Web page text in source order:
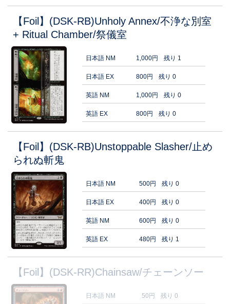
【Foil】(DSK-RB)Unholy Annex/不浄な別室
+ Ritual Chamber/祭儀室
日本語 NM 1,000円 残り 1
日本語 EX 800円 残り 0
英語 NM 1,000円 残り 0
英語 EX 800円 残り 0
【Foil】(DSK-RB)Unstoppable Slasher/止め
られぬ斬鬼
日本語 NM 500円 残り 0
日本語 EX 400円 残り 0
英語 NM 600円 残り 0
英語 EX 480円 残り 1
【Foil】(DSK-RR)Chainsaw/チェーンソー
日本語 NM 50円 残り 0